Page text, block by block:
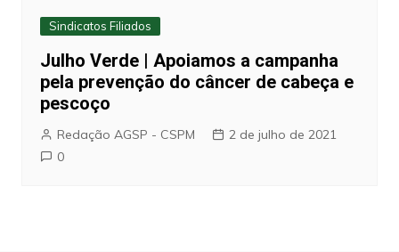
Sindicatos Filiados
Julho Verde | Apoiamos a campanha
pela prevenção do câncer de cabeça e
pescoço
Redação AGSP - CSPM
2 de julho de 2021
0